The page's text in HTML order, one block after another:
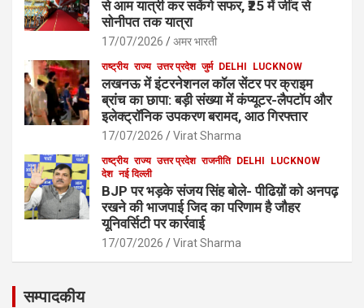
से आम यात्री कर सकेंगे सफर, ₹25 में जींद से
सोनीपत तक यात्रा
17/07/2026 अमर भारती
राष्ट्रीय राज्य उत्तर प्रदेश जुर्म DELHI LUCKNOW
लखनऊ में इंटरनेशनल कॉल सेंटर पर क्राइम
ब्रांच का छापा: बड़ी संख्या में कंप्यूटर-लैपटॉप और
इलेक्ट्रॉनिक उपकरण बरामद, आठ गिरफ्तार
17/07/2026 Virat Sharma
राष्ट्रीय राज्य उत्तर प्रदेश राजनीति DELHI
LUCKNOW
देश नई दिल्ली
BJP पर भड़के संजय सिंह बोले- पीढिय़ों को अनपढ़
रखने की भाजपाई जिद का परिणाम है जौहर
यूनिवर्सिटी पर कार्रवाई
17/07/2026 Virat Sharma
सम्पादकीय